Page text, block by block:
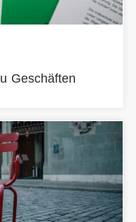
Geschäften